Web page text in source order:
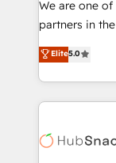
training,
inbound
competitive
We are one
partners in
design &
companies. We are woman-owned, powered by
coffee, and we ❤️ dogs. We
Impact Award
Elite5.0